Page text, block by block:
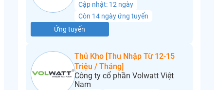
Cập nhật: 12 ngày
Còn 14 ngày ứng tuyển
Ứng tuyển
Thủ Kho [Thu Nhập Từ 12-15
Triệu / Tháng]
Công ty cổ phần Volwatt Việt
Nam